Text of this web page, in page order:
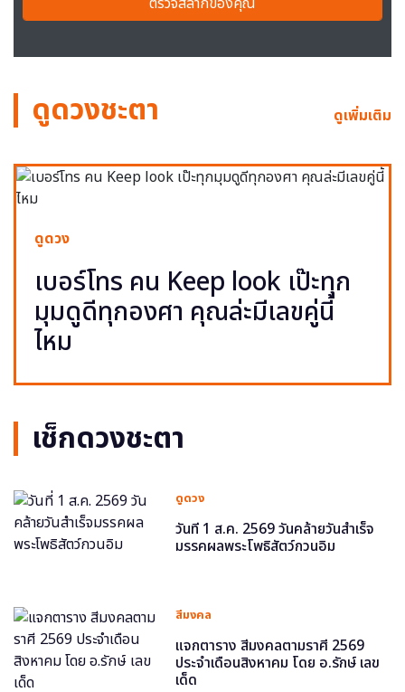
ดูดวงชะตา ดูเพิ่มเติม
ดูดวง
เบอร์โทร คน Keep look เป๊ะทุก
มุมดูดีทุกองศา คุณล่ะมีเลขคู่นี้
ไหม
เช็กดวงชะตา
ดูดวง
วันที่ 1 ส.ค. 2569 วันคล้ายวันสำเร็จ
มรรคผลพระโพธิสัตว์กวนอิม
สีมงคล
แจกตาราง สีมงคลตามราศี 2569
ประจำเดือนสิงหาคม โดย อ.รักษ์ เลข
เด็ด